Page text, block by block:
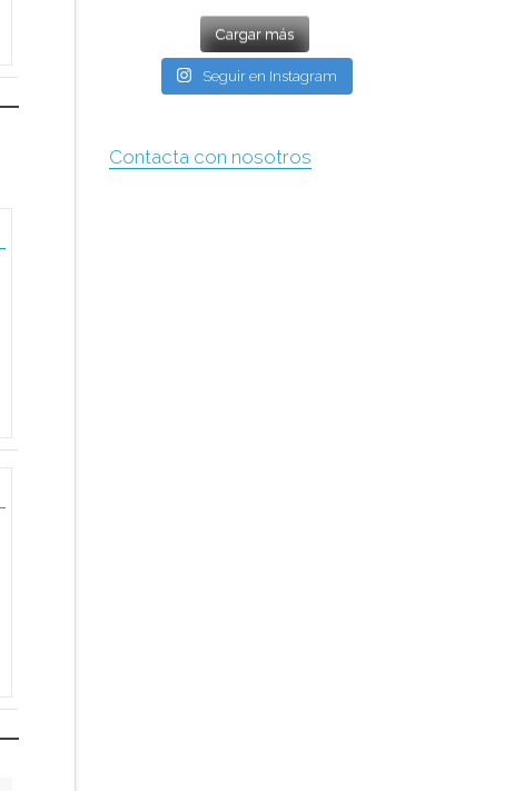
Cargar más
Seguir en Instagram
Contacta con nosotros